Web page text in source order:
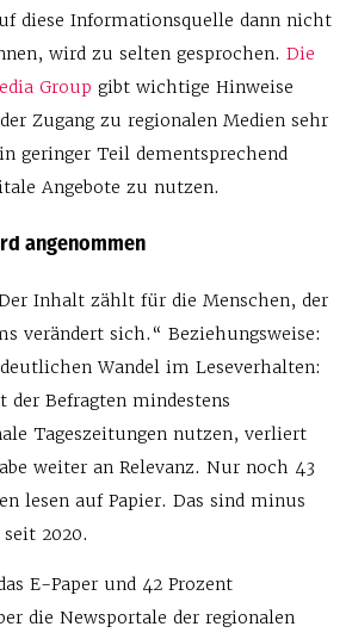
diese Informationsquelle dann nicht
wird zu selten gesprochen. Die
Group gibt wichtige Hinweise
Zugang zu regionalen Medien sehr
geringer Teil dementsprechend
Angebote zu nutzen.
angenommen
er Inhalt zählt für die Menschen, der
verändert sich.“ Beziehungsweise:
Wandel im Leseverhalten:
der Befragten mindestens
Tageszeitungen nutzen, verliert
weiter an Relevanz. Nur noch 43
lesen auf Papier. Das sind minus
2020.
E-Paper und 42 Prozent
die Newsportale der regionalen